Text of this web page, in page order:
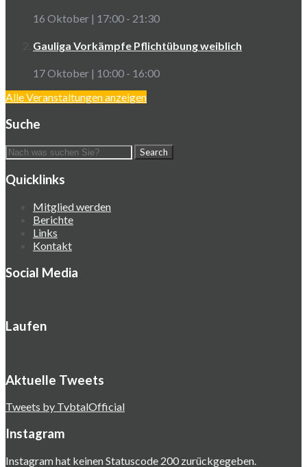
16 Oktober | 17:00 - 21:30
Gauliga Vorkämpfe Pflichtübung weiblich
17 Oktober | 10:00 - 16:00
Alle Veranstaltungen anzeigen
Suche
Quicklinks
Mitglied werden
Berichte
Links
Kontakt
Social Media
Laufen
Aktuelle Tweets
Tweets by TvbtalOfficial
Instagram
Instagram hat keinen Statuscode 200 zurückgegeben.